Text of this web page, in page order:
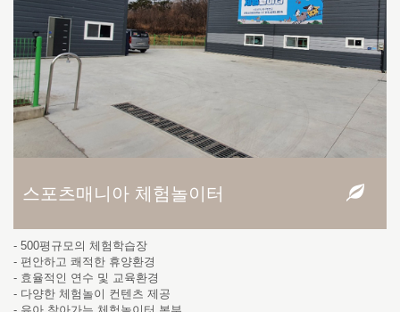
스포츠매니아 체험놀이터
- 500평규모의 체험학습장
- 편안하고 쾌적한 휴양환경
- 효율적인 연수 및 교육환경
- 다양한 체험놀이 컨텐츠 제공